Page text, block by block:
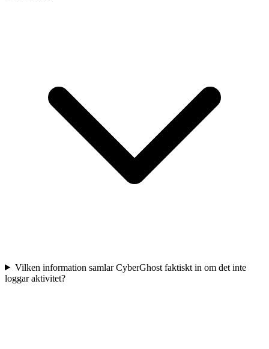
Vilken information samlar CyberGhost faktiskt in om det inte
loggar aktivitet?